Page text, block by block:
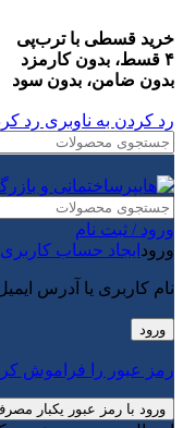
خرید قسطی با ترب‌پی
۴ قسط، بدون کارمزد
بدون ضامن، بدون سود
رد کردن به ناوبری رد
ورود / ثبت نام
ورود ایجاد حساب کاربری
نام کاربری یا آدرس
ورود
رمز عبور را فراموش
ورود با رمز عبور یکبار